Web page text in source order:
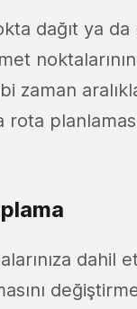
dağıt ya
zaman
rota
dahil